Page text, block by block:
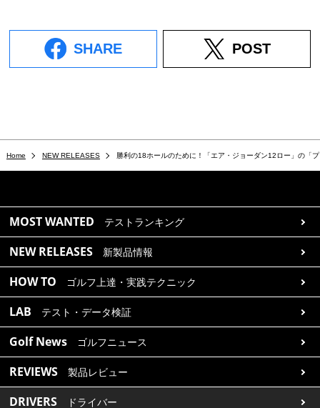
SHARE POST
Home NEW RELEASES 勝利の18ホールのために！「エア・ジョーダン12ロー」の「
MOST WANTED テストランキング
NEW RELEASES 新製品情報
HOW TO ゴルフ上達・実践テクニック
LAB テスト・データ検証
Golf News ゴルフニュース
REVIEWS 製品レビュー
DRIVERS ドライバー